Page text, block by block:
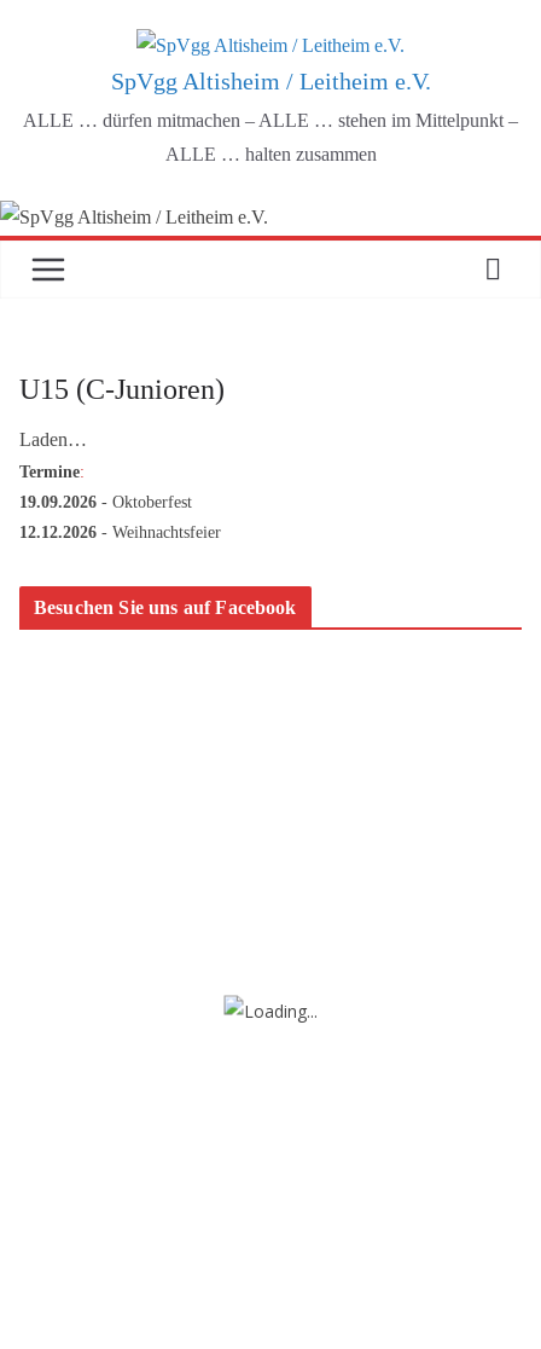
SpVgg Altisheim / Leitheim e.V.
ALLE … dürfen mitmachen – ALLE … stehen im Mittelpunkt –
ALLE … halten zusammen
U15 (C-Junioren)
Laden…
Termine:
19.09.2026 - Oktoberfest
12.12.2026 - Weihnachtsfeier
Besuchen Sie uns auf Facebook